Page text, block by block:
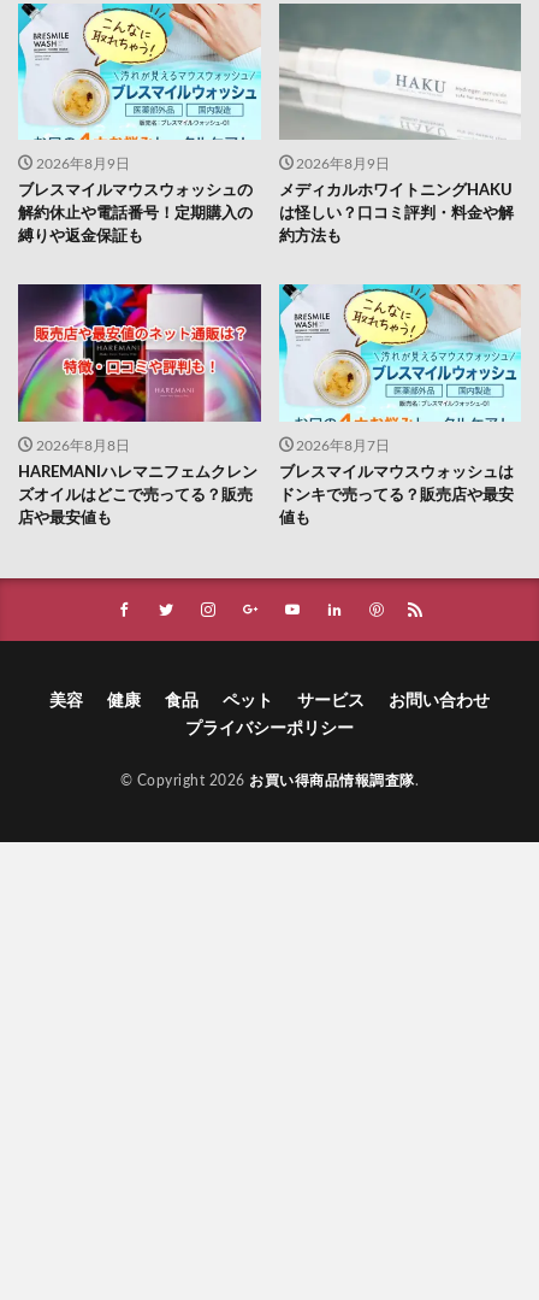
2026年8月9日
ブレスマイルマウスウォッシュの
解約休止や電話番号！定期購入の
縛りや返金保証も
2026年8月9日
メディカルホワイトニングHAKU
は怪しい？口コミ評判・料金や解
約方法も
2026年8月8日
HAREMANIハレマニフェムクレン
ズオイルはどこで売ってる？販売
店や最安値も
2026年8月7日
ブレスマイルマウスウォッシュは
ドンキで売ってる？販売店や最安
値も
美容 健康 食品 ペット サービス
お問い合わせ
プライバシーポリシー
© Copyright 2026 お買い得商品情報調査隊.